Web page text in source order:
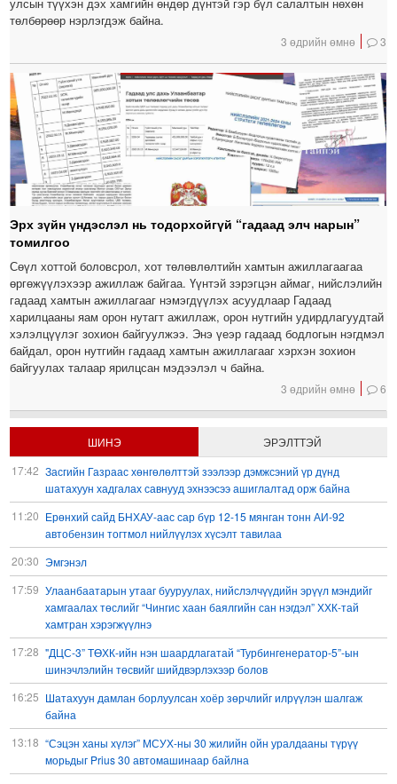
төлбөрөөр нэрлэгдэж байна.
3 өдрийн өмнө 3
Эрх зүйн үндэслэл нь тодорхойгүй “гадаад элч нарын”
томилгоо
Сөүл хоттой боловсрол, хот төлөвлөлтийн хамтын ажиллагаагаа
өргөжүүлэхээр ажиллаж байгаа. Үүнтэй зэрэгцэн аймаг, нийслэлийн
гадаад хамтын ажиллагааг нэмэгдүүлэх асуудлаар Гадаад
харилцааны яам орон нутагт ажиллаж, орон нутгийн удирдлагуудтай
хэлэлцүүлэг зохион байгуулжээ. Энэ үеэр гадаад бодлогын нэгдмэл
байдал, орон нутгийн гадаад хамтын ажиллагааг хэрхэн зохион
байгуулах талаар ярилцсан мэдээлэл ч байна.
3 өдрийн өмнө 6
ШИНЭ
ЭРЭЛТТЭЙ
17:42 Засгийн Газраас хөнгөлөлттэй зээлээр дэмжсэний үр дүнд
шатахуун хадгалах савнууд эхнээсээ ашиглалтад орж байна
11:20 Ерөнхий сайд БНХАУ-аас сар бүр 12-15 мянган тонн АИ-92
автобензин тогтмол нийлүүлэх хүсэлт тавилаа
20:30 Эмгэнэл
17:59 Улаанбаатарын утааг бууруулах, нийслэлчүүдийн эрүүл мэндийг
хамгаалах төслийг “Чингис хаан баялгийн сан нэгдэл” ХХК-тай
хамтран хэрэгжүүлнэ
17:28 "ДЦС-3” ТӨХК-ийн нэн шаардлагатай “Турбингенератор-5”-ын
шинэчлэлийн төсвийг шийдвэрлэхээр болов
16:25 Шатахуун дамлан борлуулсан хоёр зөрчлийг илрүүлэн шалгаж
байна
13:18 “Сэцэн ханы хүлэг” МСУХ-ны 30 жилийн ойн уралдааны түрүү
морьдыг Prius 30 автомашинаар байлна